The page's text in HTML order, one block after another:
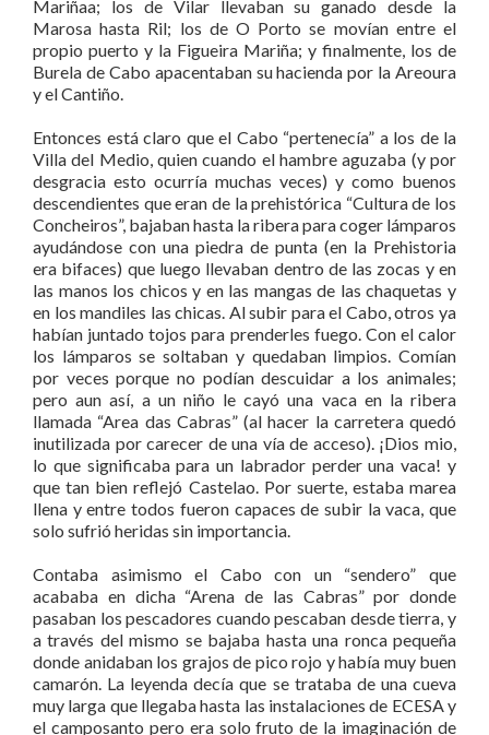
Mariñaa; los de Vilar llevaban su ganado desde la
Marosa hasta Ril; los de O Porto se movían entre el
propio puerto y la Figueira Mariña; y finalmente, los de
Burela de Cabo apacentaban su hacienda por la Areoura
y el Cantiño.
Entonces está claro que el Cabo “pertenecía” a los de la
Villa del Medio, quien cuando el hambre aguzaba (y por
desgracia esto ocurría muchas veces) y como buenos
descendientes que eran de la prehistórica “Cultura de los
Concheiros”, bajaban hasta la ribera para coger lámparos
ayudándose con una piedra de punta (en la Prehistoria
era bifaces) que luego llevaban dentro de las zocas y en
las manos los chicos y en las mangas de las chaquetas y
en los mandiles las chicas. Al subir para el Cabo, otros ya
habían juntado tojos para prenderles fuego. Con el calor
los lámparos se soltaban y quedaban limpios. Comían
por veces porque no podían descuidar a los animales;
pero aun así, a un niño le cayó una vaca en la ribera
llamada “Area das Cabras” (al hacer la carretera quedó
inutilizada por carecer de una vía de acceso). ¡Dios mio,
lo que significaba para un labrador perder una vaca! y
que tan bien reflejó Castelao. Por suerte, estaba marea
llena y entre todos fueron capaces de subir la vaca, que
solo sufrió heridas sin importancia.
Contaba asimismo el Cabo con un “sendero” que
acababa en dicha “Arena de las Cabras” por donde
pasaban los pescadores cuando pescaban desde tierra, y
a través del mismo se bajaba hasta una ronca pequeña
donde anidaban los grajos de pico rojo y había muy buen
camarón. La leyenda decía que se trataba de una cueva
muy larga que llegaba hasta las instalaciones de ECESA y
el camposanto pero era solo fruto de la imaginación de